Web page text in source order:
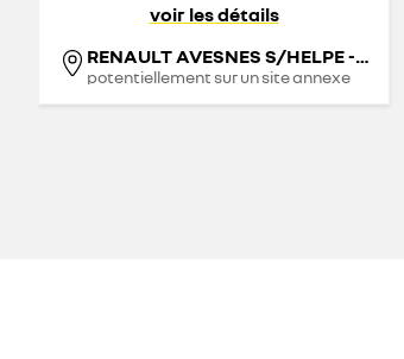
voir les détails
RENAULT AVESNES S/HELPE - GROUPE GGP
potentiellement sur un site annexe